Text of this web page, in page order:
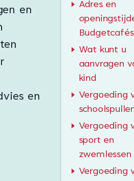
en
en
Adres en
Budgetcafés
Wat kunt u
aanvragen
kind
Vergoeding
Vergoeding
sport en
zwemlessen
Vergoeding